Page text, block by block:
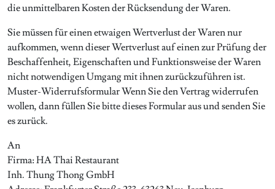
die unmittelbaren Kosten der Rücksendung der Waren.
Sie müssen für einen etwaigen Wertverlust der Waren nur
aufkommen, wenn dieser Wertverlust auf einen zur Prüfung der
Beschaffenheit, Eigenschaften und Funktionsweise der Waren
nicht notwendigen Umgang mit ihnen zurückzuführen ist.
Muster-Widerrufsformular Wenn Sie den Vertrag widerrufen
wollen, dann füllen Sie bitte dieses Formular aus und senden Sie
es zurück.
An
Firma: HA Thai Restaurant
Inh. Thung Thong GmbH